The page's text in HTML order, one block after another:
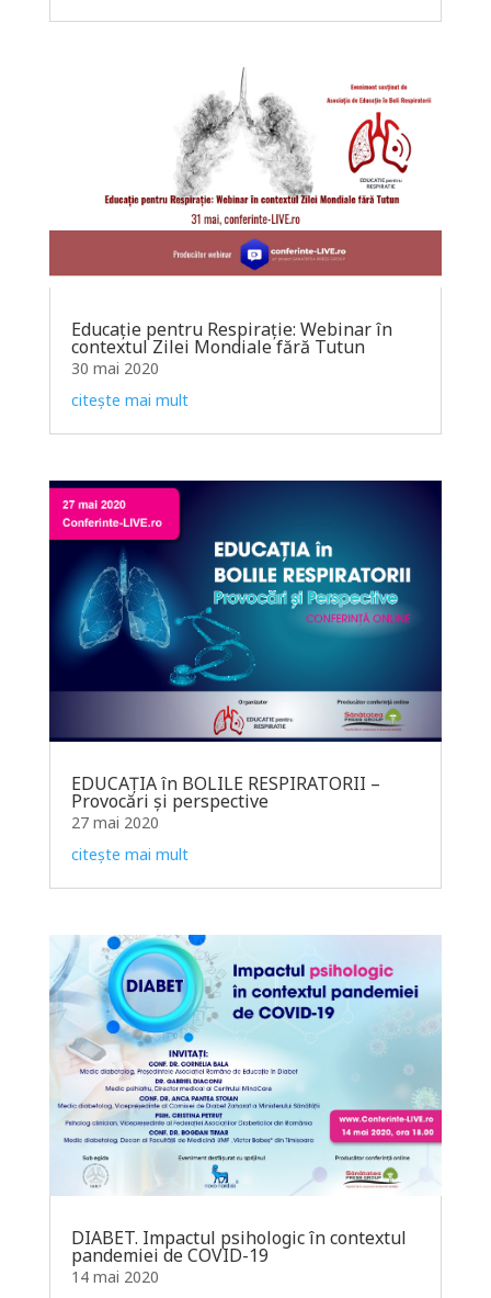
Educație pentru Respirație: Webinar în
contextul Zilei Mondiale fără Tutun
30 mai 2020
citește mai mult
EDUCAȚIA în BOLILE RESPIRATORII –
Provocări și perspective
27 mai 2020
citește mai mult
DIABET. Impactul psihologic în contextul
pandemiei de COVID-19
14 mai 2020